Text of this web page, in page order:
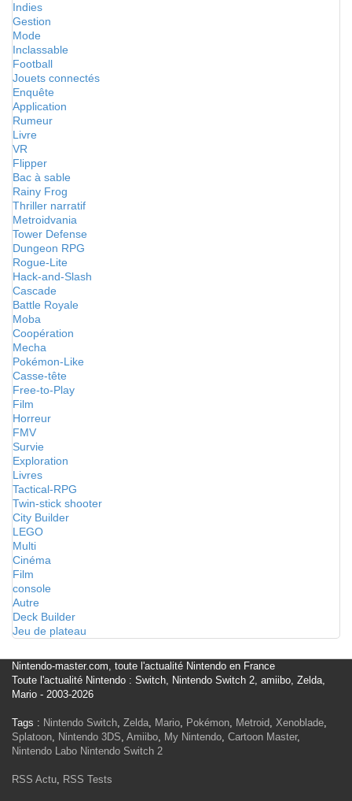
Indies
Gestion
Mode
Inclassable
Football
Jouets connectés
Enquête
Application
Rumeur
Livre
VR
Flipper
Bac à sable
Rainy Frog
Thriller narratif
Metroidvania
Tower Defense
Dungeon RPG
Rogue-Lite
Hack-and-Slash
Cascade
Battle Royale
Moba
Coopération
Mecha
Pokémon-Like
Casse-tête
Free-to-Play
Film
Horreur
FMV
Survie
Exploration
Livres
Tactical-RPG
Twin-stick shooter
City Builder
LEGO
Multi
Cinéma
Film
console
Autre
Deck Builder
Jeu de plateau
Nintendo-master.com, toute l'actualité Nintendo en France
Toute l'actualité Nintendo : Switch, Nintendo Switch 2, amiibo, Zelda,
Mario - 2003-2026
Tags : Nintendo Switch, Zelda, Mario, Pokémon, Metroid, Xenoblade,
Splatoon, Nintendo 3DS, Amiibo, My Nintendo, Cartoon Master,
Nintendo Labo Nintendo Switch 2
RSS Actu, RSS Tests